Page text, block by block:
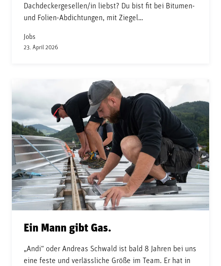
Dachdeckergesellen/in liebst? Du bist fit bei Bitumen-
und Folien-Abdichtungen, mit Ziegel…
Jobs
23. April 2026
Ein Mann gibt Gas.
„Andi“ oder Andreas Schwald ist bald 8 Jahren bei uns
eine feste und verlässliche Größe im Team. Er hat in